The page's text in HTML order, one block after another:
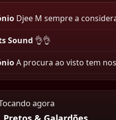
Djee M sempre a
Sound 👌👌
A procura ao visto tem
agora